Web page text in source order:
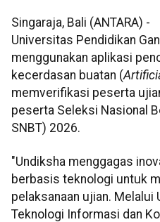
Singaraja, Bali (ANTARA) -
Universitas Pendidikan
menggunakan aplikasi
kecerdasan buatan (
memverifikasi peserta
peserta Seleksi Nasional
SNBT) 2026.
"Undiksha menggagas
berbasis teknologi untuk
pelaksanaan ujian. Melalui
Teknologi Informasi dan